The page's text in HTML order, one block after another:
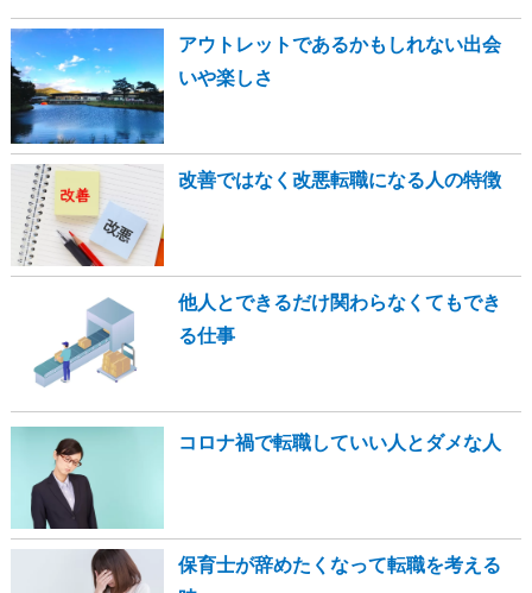
アウトレットであるかもしれない出会
いや楽しさ
改善ではなく改悪転職になる人の特徴
他人とできるだけ関わらなくてもでき
る仕事
コロナ禍で転職していい人とダメな人
保育士が辞めたくなって転職を考える